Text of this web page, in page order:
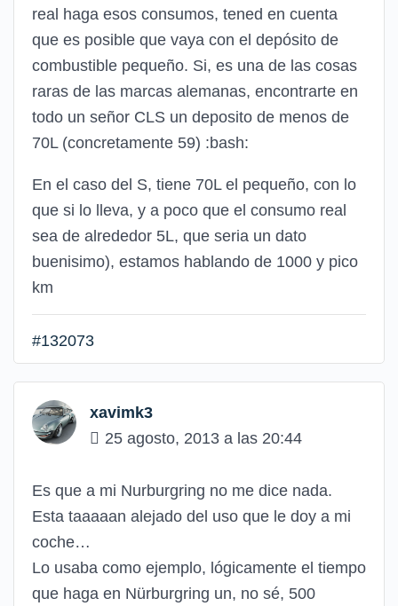
real haga esos consumos, tened en cuenta
que es posible que vaya con el depósito de
combustible pequeño. Si, es una de las cosas
raras de las marcas alemanas, encontrarte en
todo un señor CLS un deposito de menos de
70L (concretamente 59) :bash:
En el caso del S, tiene 70L el pequeño, con lo
que si lo lleva, y a poco que el consumo real
sea de alrededor 5L, que seria un dato
buenisimo), estamos hablando de 1000 y pico
km
#132073
xavimk3
25 agosto, 2013 a las 20:44
Es que a mi Nurburgring no me dice nada.
Esta taaaaan alejado del uso que le doy a mi
coche…
Lo usaba como ejemplo, lógicamente el tiempo
que haga en Nürburgring un, no sé, 500